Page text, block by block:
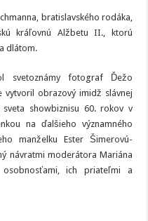
bratislavského rodáka,
kráľovnú Alžbetu II., ktorú
dlátom.
svetoznámy fotograf Ďežo
vytvoril obrazový imidž slávnej
showbiznisu 60. rokov v
na ďalšieho významného
manželku Ester Šimerovú-
návratmi moderátora Mariána
ich priateľmi a